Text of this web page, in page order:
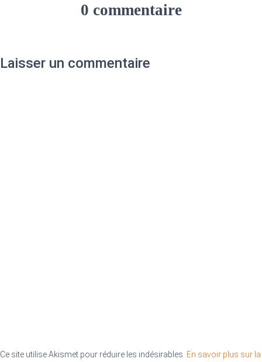
0 commentaire
Laisser un commentaire
Ce site utilise Akismet pour réduire les indésirables. En savoir plus sur la